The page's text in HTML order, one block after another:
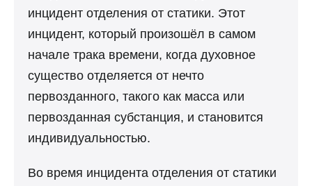
инцидент отделения от статики. Этот
инцидент, который произошёл в самом
начале трака времени, когда духовное
существо отделяется от нечто
первозданного, такого как масса или
первозданная субстанция, и становится
индивидуальностью.
Во время инцидента отделения от статики